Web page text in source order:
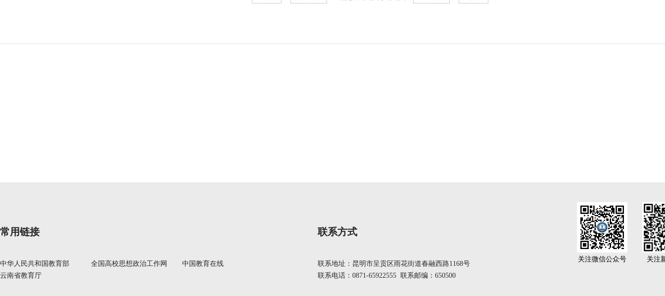
常用链接
中华人民共和国教育部 全国高校思想政治工作网
中国教育在线
云南省教育厅
联系方式
联系地址：昆明市呈贡区雨花街道春融西路1168号
联系电话：0871-65922555 联系邮编：650500
关注微信公众号 关注